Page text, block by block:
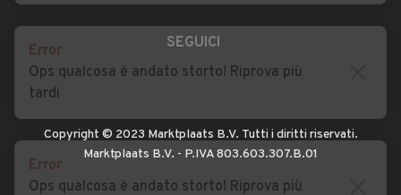
SEGUICI
Copyright © 2023 Marktplaats B.V. Tutti i diritti riservati.
Marktplaats B.V. - P.IVA 803.603.307.B.01
Error
Ops qualcosa è andato storto! Riprova più
tardi
Error
Ops qualcosa è andato storto! Riprova più